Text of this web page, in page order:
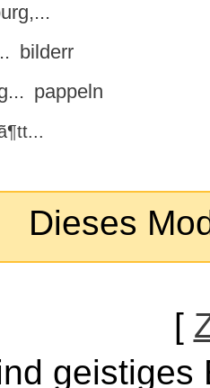
bilderr
pappeln
Dieses
[